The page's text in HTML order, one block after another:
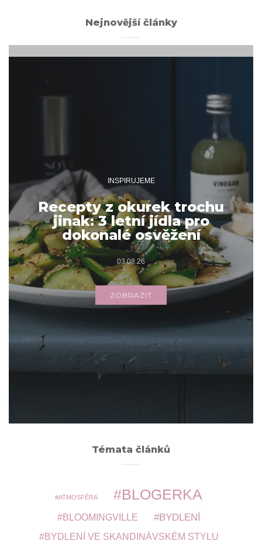
Nejnovější články
INSPIRUJEME
Recepty z okurek trochu
jinak: 3 letní jídla pro
dokonalé osvěžení
03.08.26
ZOBRAZIT
Archivy
Témata článků
ATMOSFÉRA BLOGERKA
BLOOMINGVILLE BYDLENÍ
BYDLENÍ VE SKANDINÁVSKÉM STYLU